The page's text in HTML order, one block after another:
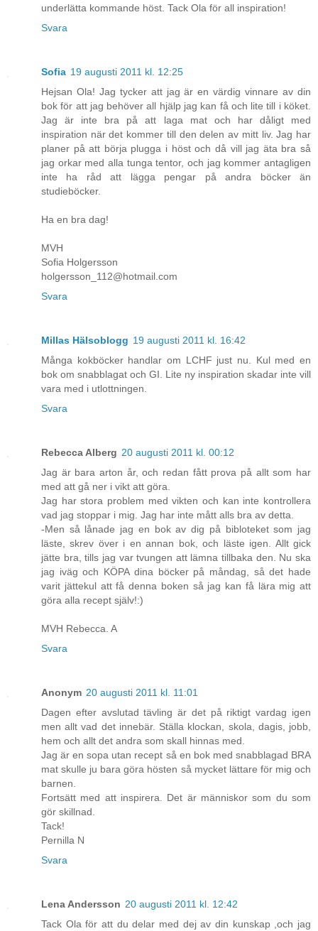
underlätta kommande höst. Tack Ola för all inspiration!
Svara
Sofia 19 augusti 2011 kl. 12:25
Hejsan Ola! Jag tycker att jag är en värdig vinnare av din
bok för att jag behöver all hjälp jag kan få och lite till i köket.
Jag är inte bra på att laga mat och har dåligt med
inspiration när det kommer till den delen av mitt liv. Jag har
planer på att börja plugga i höst och då vill jag äta bra så
jag orkar med alla tunga tentor, och jag kommer antagligen
inte ha råd att lägga pengar på andra böcker än
studieböcker.
Ha en bra dag!
MVH
Sofia Holgersson
holgersson_112@hotmail.com
Svara
Millas Hälsoblogg 19 augusti 2011 kl. 16:42
Många kokböcker handlar om LCHF just nu. Kul med en
bok om snabblagat och GI. Lite ny inspiration skadar inte vill
vara med i utlottningen.
Svara
Rebecca Alberg 20 augusti 2011 kl. 00:12
Jag är bara arton år, och redan fått prova på allt som har
med att gå ner i vikt att göra.
Jag har stora problem med vikten och kan inte kontrollera
vad jag stoppar i mig. Jag har inte mått alls bra av detta.
-Men så lånade jag en bok av dig på bibloteket som jag
läste, skrev över i en annan bok, och läste igen. Allt gick
jätte bra, tills jag var tvungen att lämna tillbaka den. Nu ska
jag iväg och KÖPA dina böcker på måndag, så det hade
varit jättekul att få denna boken så jag kan få lära mig att
göra alla recept själv!:)
MVH Rebecca. A
Svara
Anonym 20 augusti 2011 kl. 11:01
Dagen efter avslutad tävling är det på riktigt vardag igen
men allt vad det innebär. Ställa klockan, skola, dagis, jobb,
hem och allt det andra som skall hinnas med.
Jag är en sopa utan recept så en bok med snabblagad BRA
mat skulle ju bara göra hösten så mycket lättare för mig och
barnen.
Fortsätt med att inspirera. Det är människor som du som
gör skillnad.
Tack!
Pernilla N
Svara
Lena Andersson 20 augusti 2011 kl. 12:42
Tack Ola för att du delar med dej av din kunskap ,och jag